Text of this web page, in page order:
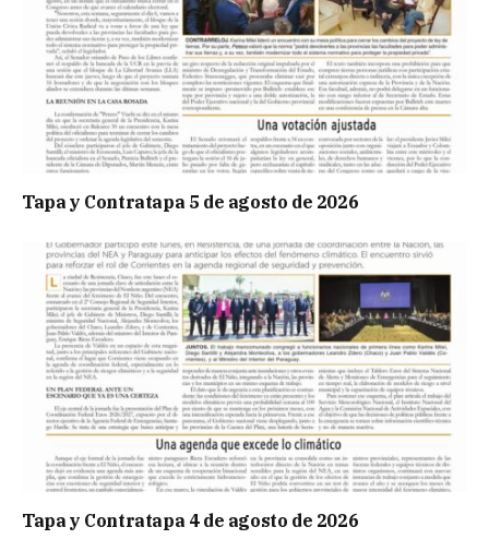
Tapa y Contratapa 5 de agosto de 2026
Tapa y Contratapa 4 de agosto de 2026